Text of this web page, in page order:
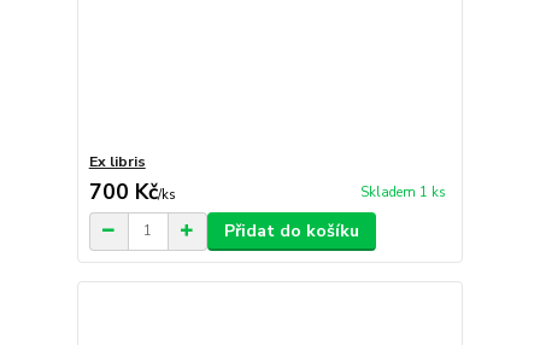
Ex libris
700 Kč/ks Skladem 1 ks
Přidat do košíku